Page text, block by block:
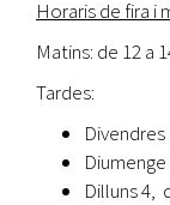
Horaris de fira i
Matins: de 12 a
Tardes:
Divendres
Dilluns 4,